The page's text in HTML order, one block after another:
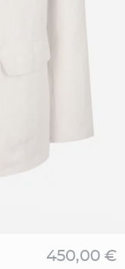
450,00 €